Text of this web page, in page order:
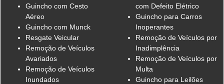
Guincho com Cesto
Aéreo
Guincho com Munck
Resgate Veicular
Remoção de Veículos
Avariados
Remoção de Veículos
Inundados
com Defeito Elétrico
Guincho para Carros
Inoperantes
Remoção de Veículos por
Inadimplência
Remoção de Veículos por
Multa
Guincho para Leilões